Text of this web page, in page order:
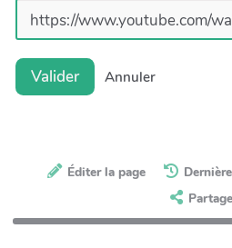
Valider Annuler
Éditer la page